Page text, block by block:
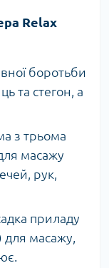
Relax
боротьби
та стегон, а
з трьома
масажу
рук,
приладу
для масажу,